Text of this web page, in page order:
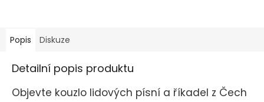
Popis Diskuze
Detailní popis produktu
Objevte kouzlo lidových písní a říkadel z Čech